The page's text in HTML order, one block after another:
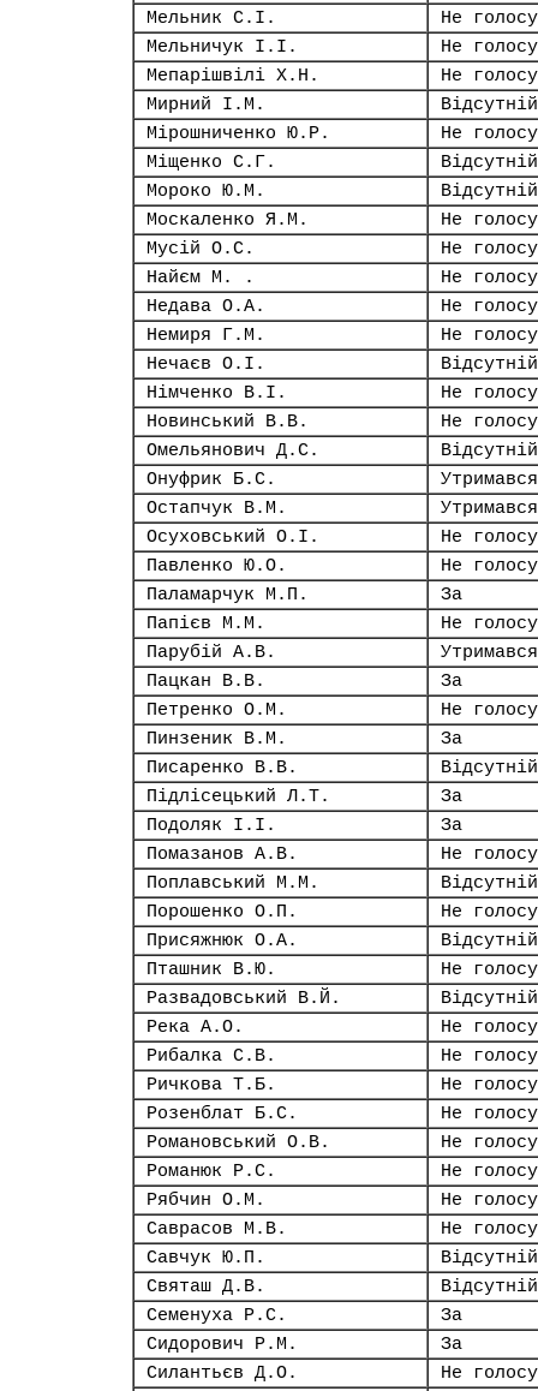
Мельник С.І.
Не
Мельничук І.І.
Не
Мепарішвілі Х.Н.
Не
Мирний І.М.
Відсутній
Мірошниченко Ю.Р.
Не
Міщенко С.Г.
Відсутній
Мороко Ю.М.
Відсутній
Москаленко Я.М.
Не
Мусій О.С.
Не
Найєм М. .
Не
Недава О.А.
Не
Немиря Г.М.
Не
Нечаєв О.І.
Відсутній
Німченко В.І.
Не
Новинський В.В.
Не
Омельянович Д.С.
Відсутній
Онуфрик Б.С.
Утримався
Остапчук В.М.
Утримався
Осуховський О.І.
Не
Павленко Ю.О.
Не
Паламарчук М.П.
За
Папієв М.М.
Не
Парубій А.В.
Утримався
Пацкан В.В.
За
Петренко О.М.
Не
Пинзеник В.М.
За
Писаренко В.В.
Відсутній
Підлісецький Л.Т.
За
Подоляк І.І.
За
Помазанов А.В.
Не
Поплавський М.М.
Відсутній
Порошенко О.П.
Не
Присяжнюк О.А.
Відсутній
Пташник В.Ю.
Не
Развадовський В.Й.
Відсутній
Река А.О.
Не
Рибалка С.В.
Не
Ричкова Т.Б.
Не
Розенблат Б.С.
Не
Романовський О.В.
Не
Романюк Р.С.
Не
Рябчин О.М.
Не
Саврасов М.В.
Не
Савчук Ю.П.
Відсутній
Святаш Д.В.
Відсутній
Семенуха Р.С.
За
Сидорович Р.М.
За
Силантьєв Д.О.
Не